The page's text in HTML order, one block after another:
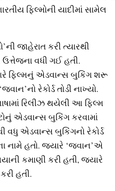
ફિલ્મોની યાદીમાં સામેલ
જાહેરાત કરી ત્યારથી
વધી ગઈ હતી.
ફિલ્મનું એડવાન્સ બુકિંગ શરૂ
રેકોર્ડ તોડી નાખ્યો.
રિલીઝ થયેલી આ ફિલ્મ
એડવાન્સ બુકિંગ કરવામાં
એડવાન્સ બુકિંગનો રેકોર્ડ
નામે હતો. જ્યારે ‘જવાન’એ
કમાણી કરી હતી, જ્યારે
હતી.